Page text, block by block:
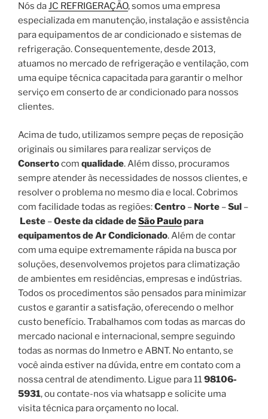
Nós daJC REFRIGERAÇÃO, somos uma empresa
especializada em manutenção, instalação e assistência
para equipamentos de ar condicionado e sistemas de
refrigeração. Consequentemente, desde 2013,
atuamos no mercado de refrigeração e ventilação, com
uma equipe técnica capacitada para garantir o melhor
serviço em conserto de ar condicionado para nossos
clientes.
Acima de tudo, utilizamos sempre peças de reposição
originais ou similares para realizar serviços de
Consertocom qualidade. Além disso, procuramos
sempre atender às necessidades de nossos clientes, e
resolver o problema no mesmo dia e local. Cobrimos
com facilidade todas as regiões:Centro – Norte –Sul –
Leste –Oeste da cidade deSão Paulopara
equipamentos de Ar Condicionado. Além de contar
com uma equipe extremamente rápida na busca por
soluções, desenvolvemos projetos para climatização
de ambientes em residências, empresas e indústrias.
Todos os procedimentos são pensados para minimizar
custos e garantir a satisfação, oferecendo o melhor
custo benefício. Trabalhamos com todas as marcas do
mercado nacional e internacional, sempre seguindo
todas as normas do Inmetro e ABNT. No entanto, se
você ainda estiver na dúvida, entre em contato com a
nossa central de atendimento. Ligue para 1198106-
5931, ou contate-nos via whatsapp e solicite uma
visita técnica para orçamento no local.